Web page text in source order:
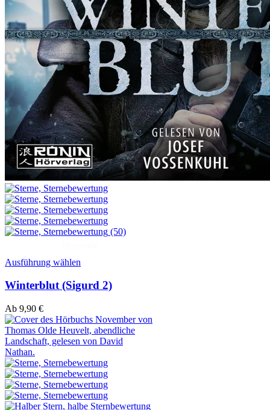
(50)
Ausführung wählen
Winterblut (Sigurd 2)
Ab 9,90 €